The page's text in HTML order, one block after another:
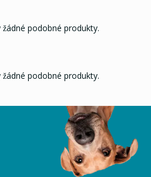
žádné podobné produkty.
žádné podobné produkty.